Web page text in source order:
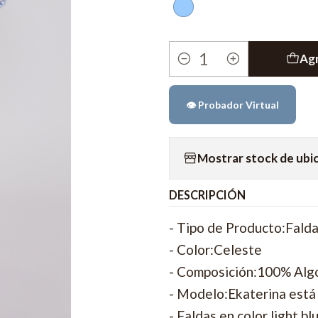
Cantidad
👁️ Probador Virtual
Mostrar stock de
DESCRIPCIÓN
- Tipo de
- Color:Celeste
- Composición:100%
- Modelo:Ekaterina está